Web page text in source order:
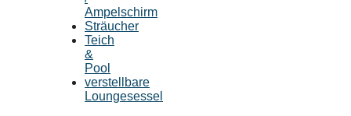
Ampelschirm
Sträucher
Teich
&
Pool
verstellbare
Loungesessel